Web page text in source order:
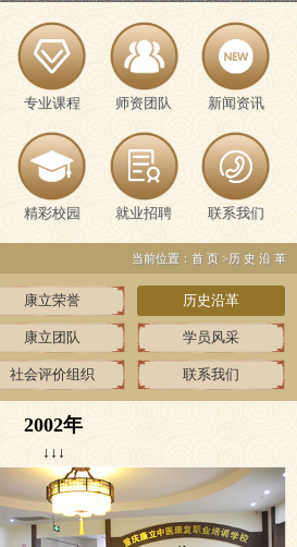
专业课程 师资团队 新闻资讯
精彩校园 就业招聘 联系我们
当前位置： 首页 >历史沿革
康立荣誉 历史沿革
康立团队 学员风采
社会评价组织 联系我们
2002年
↓↓↓